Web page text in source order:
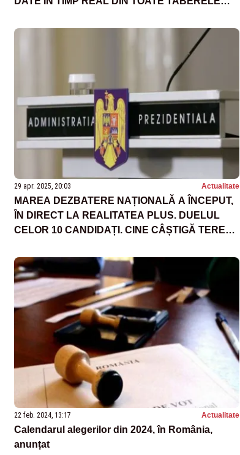
SONDAJ AVANGARDE
29 apr. 2025, 20:03 Actualitate
MAREA DEZBATERE NAȚIONALĂ A ÎNCEPUT,
ÎN DIRECT LA REALITATEA PLUS. DUELUL
CELOR 10 CANDIDAȚI. CINE CÂȘTIGĂ TEREN
22 feb. 2024, 13:17 Actualitate
Calendarul alegerilor din 2024, în România,
anunțat